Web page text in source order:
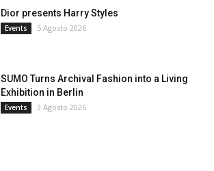
Dior presents Harry Styles
Events 5 Agosto 2026
SUMO Turns Archival Fashion into a Living
Exhibition in Berlin
Events 3 Agosto 2026